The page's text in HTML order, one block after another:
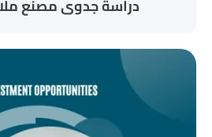
دراسة جدوى مصنع